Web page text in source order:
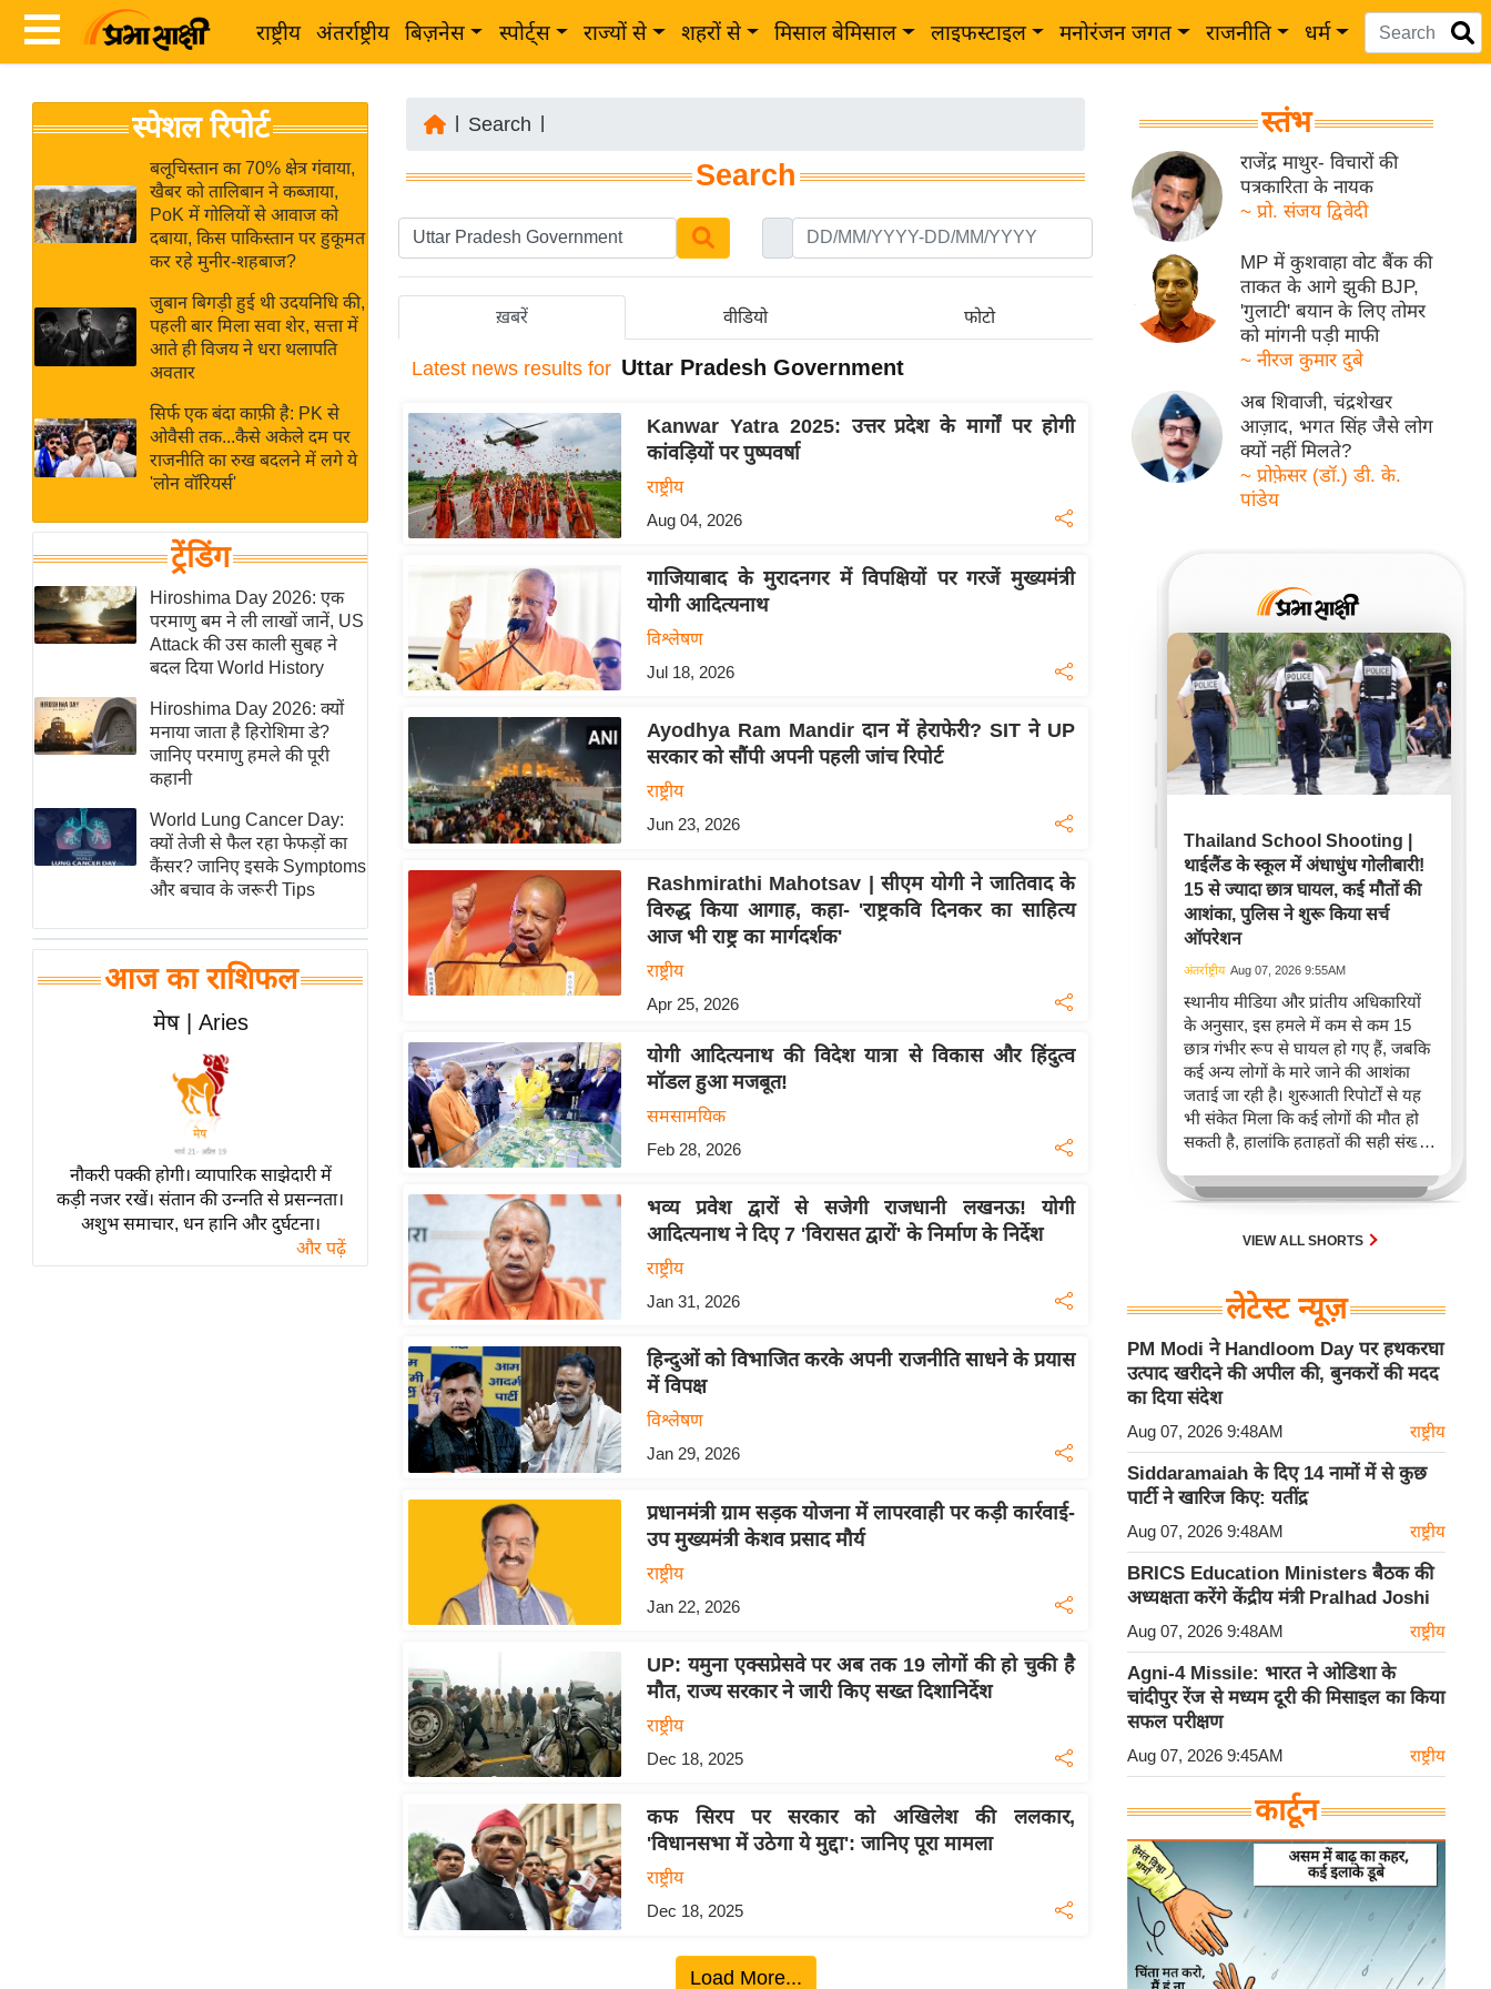
राष्ट्रीय अंतर्राष्ट्रीय बिज़नेस स्पोर्ट्स राज्यों से शहरों से मिसाल बेमिसाल लाइफस्टाइल मनोरंजन जगत राजनीति धर्म
News
Hindi
Hindi
Live
News in
Hindi
News
Hindi
Videos
ब
र
अंतर्राष्ट्रीय
बिज़नेस
उद्योग
विशेषज्ञ
राय
खेल
क्रिकेट
IPL
2026
ई-पेपर
मिसाल बेमिसाल
शख्सियत
यंग इंडिया
साहित्य जगत
ऑटो वर्ल्ड
मनोरंजन जगत
बॉलीवुड
हॉलीवुड
Breaking
लाइफस्टाइल
टेक्नॉलॉजी
ब्यूटी/फैशन
स्पेशल रिपोर्ट
बलूचिस्तान का 70% क्षेत्र गंवाया,
खैबर को तालिबान ने कब्जाया,
PoK में गोलियों से आवाज को
दबाया, किस पाकिस्तान पर हुकूमत
कर रहे मुनीर-शहबाज?
जुबान बिगड़ी हुई थी उदयनिधि की,
पहली बार मिला सवा शेर, सत्ता में
आते ही विजय ने धरा थलापति
अवतार
सिर्फ एक बंदा काफ़ी है: PK से
ओवैसी तक...कैसे अकेले दम पर
राजनीति का रुख बदलने में लगे ये
'लोन वॉरियर्स'
ट्रेंडिंग
Hiroshima Day 2026: एक
परमाणु बम ने ली लाखों जानें, US
Attack की उस काली सुबह ने
बदल दिया World History
Hiroshima Day 2026: क्यों
मनाया जाता है हिरोशिमा डे?
जानिए परमाणु हमले की पूरी
कहानी
World Lung Cancer Day:
क्यों तेजी से फैल रहा फेफड़ों का
कैंसर? जानिए इसके Symptoms
और बचाव के जरूरी Tips
आज का राशिफल
मेष | Aries
नौकरी पक्की होगी। व्यापारिक साझेदारी में
कड़ी नजर रखें। संतान की उन्नति से प्रसन्नता।
अशुभ समाचार, धन हानि और दुर्घटना।
और पढ़ें
Search
Search
ख़बरें वीडियो फोटो
Latest news results for Uttar Pradesh Government
Kanwar Yatra 2025: उत्तर प्रदेश के मार्गों पर होगी
कांवड़ियों पर पुष्पवर्षा
राष्ट्रीय
Aug 04, 2026
गाजियाबाद के मुरादनगर में विपक्षियों पर गरजें मुख्यमंत्री
योगी आदित्यनाथ
विश्लेषण
Jul 18, 2026
Ayodhya Ram Mandir दान में हेराफेरी? SIT ने UP
सरकार को सौंपी अपनी पहली जांच रिपोर्ट
राष्ट्रीय
Jun 23, 2026
Rashmirathi Mahotsav | सीएम योगी ने जातिवाद के
विरुद्ध किया आगाह, कहा- 'राष्ट्रकवि दिनकर का साहित्य
आज भी राष्ट्र का मार्गदर्शक'
राष्ट्रीय
Apr 25, 2026
योगी आदित्यनाथ की विदेश यात्रा से विकास और हिंदुत्व
मॉडल हुआ मजबूत!
समसामयिक
Feb 28, 2026
भव्य प्रवेश द्वारों से सजेगी राजधानी लखनऊ! योगी
आदित्यनाथ ने दिए 7 'विरासत द्वारों' के निर्माण के निर्देश
राष्ट्रीय
Jan 31, 2026
हिन्दुओं को विभाजित करके अपनी राजनीति साधने के प्रयास
में विपक्ष
विश्लेषण
Jan 29, 2026
प्रधानमंत्री ग्राम सड़क योजना में लापरवाही पर कड़ी कार्रवाई-
उप मुख्यमंत्री केशव प्रसाद मौर्य
राष्ट्रीय
Jan 22, 2026
UP: यमुना एक्सप्रेसवे पर अब तक 19 लोगों की हो चुकी है
मौत, राज्य सरकार ने जारी किए सख्त दिशानिर्देश
राष्ट्रीय
Dec 18, 2025
कफ सिरप पर सरकार को अखिलेश की ललकार,
'विधानसभा में उठेगा ये मुद्दा': जानिए पूरा मामला
राष्ट्रीय
Dec 18, 2025
Load More...
स्तंभ
राजेंद्र माथुर- विचारों की
पत्रकारिता के नायक
~ प्रो. संजय द्विवेदी
MP में कुशवाहा वोट बैंक की
ताकत के आगे झुकी BJP,
'गुलाटी' बयान के लिए तोमर
को मांगनी पड़ी माफी
~ नीरज कुमार दुबे
अब शिवाजी, चंद्रशेखर
आज़ाद, भगत सिंह जैसे लोग
क्यों नहीं मिलते?
~ प्रोफ़ेसर (डॉ.) डी. के.
पांडेय
Thailand School Shooting |
थाईलैंड के स्कूल में अंधाधुंध गोलीबारी!
15 से ज्यादा छात्र घायल, कई मौतों की
आशंका, पुलिस ने शुरू किया सर्च
ऑपरेशन
अंतर्राष्ट्रीय Aug 07, 2026 9:55AM
स्थानीय मीडिया और प्रांतीय अधिकारियों
के अनुसार, इस हमले में कम से कम 15
छात्र गंभीर रूप से घायल हो गए हैं, जबकि
कई अन्य लोगों के मारे जाने की आशंका
जताई जा रही है। शुरुआती रिपोर्टों से यह
भी संकेत मिला कि कई लोगों की मौत हो
सकती है, हालांकि हताहतों की सही संख्या
VIEW ALL SHORTS
लेटेस्ट न्यूज़
PM Modi ने Handloom Day पर हथकरघा
उत्पाद खरीदने की अपील की, बुनकरों की मदद
का दिया संदेश
Aug 07, 2026 9:48AM राष्ट्रीय
Siddaramaiah के दिए 14 नामों में से कुछ
पार्टी ने खारिज किए: यतींद्र
Aug 07, 2026 9:48AM राष्ट्रीय
BRICS Education Ministers बैठक की
अध्यक्षता करेंगे केंद्रीय मंत्री Pralhad Joshi
Aug 07, 2026 9:48AM राष्ट्रीय
Agni-4 Missile: भारत ने ओडिशा के
चांदीपुर रेंज से मध्यम दूरी की मिसाइल का किया
सफल परीक्षण
Aug 07, 2026 9:45AM राष्ट्रीय
कार्टून